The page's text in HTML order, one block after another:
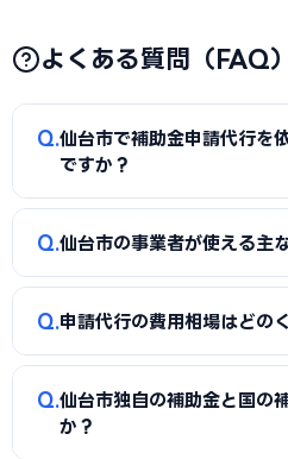
よくある質問（FAQ）
Q 仙台市で補助金申請代行を
ですか？
A
補助金は事業計画書の完成度
成、必要書類の整備、申請シス
択後の実績報告まで一貫してサポ
Q 仙台市の事業者が使える主
A
国の「ものづくり補助金」「
投資補助金」に加え、仙台市独
きます。詳しくは本記事の「仙台
の主要補助金」の各セクションを
Q 申請代行の費用相場はどの
A
一般的に「着手金（無料〜数
の10〜15%程度）」の体系が多
Q 仙台市独自の補助金と国の
か？